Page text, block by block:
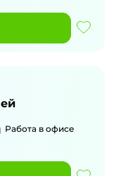
Работа в офисе